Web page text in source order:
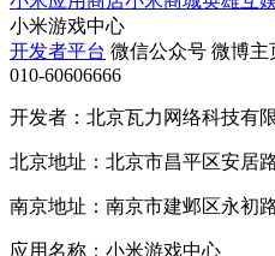
小米游戏中心
开发者平台 微信公众号 微博主
010-60606666
开发者：北京瓦力网络科技有
北京地址：北京市昌平区安居
南京地址：南京市建邺区永初
应用名称：小米游戏中心